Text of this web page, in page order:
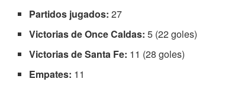
Partidos jugados: 27
Victorias de Once Caldas: 5 (22 goles)
Victorias de Santa Fe: 11 (28 goles)
Empates: 11